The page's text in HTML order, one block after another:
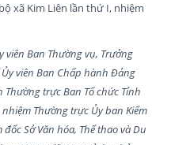
xã Kim Liên lần thứ I, nhiệm
viên Ban Thường vụ, Trưởng
viên Ban Chấp hành Đảng
trực Ban Tổ chức Tỉnh
Thường trực Ủy ban Kiểm
Sở Văn hóa, Thể thao và Du